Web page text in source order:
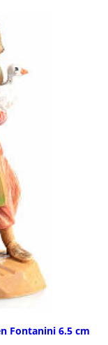
Fontanini 6.5 cm